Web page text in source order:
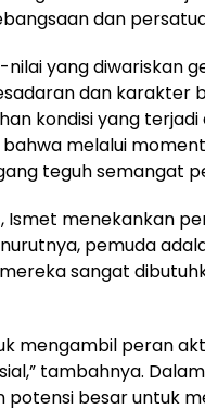
dan
yang diwariskan
dan karakter
kondisi yang
melalui
teguh semangat
Ismet menekankan
pemuda
sangat
mengambil peran
tambahnya.
potensi besar untuk